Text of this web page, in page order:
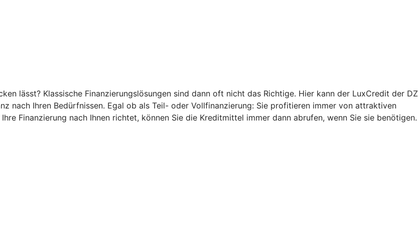
lässt? Klassische Finanzierungslösungen sind dann oft nicht das Richtige. Hier kann der LuxCredit der DZ
nach Ihren Bedürfnissen. Egal ob als Teil- oder Vollfinanzierung: Sie profitieren immer von attraktiven
Finanzierung nach Ihnen richtet, können Sie die Kreditmittel immer dann abrufen, wenn Sie sie benötigen.